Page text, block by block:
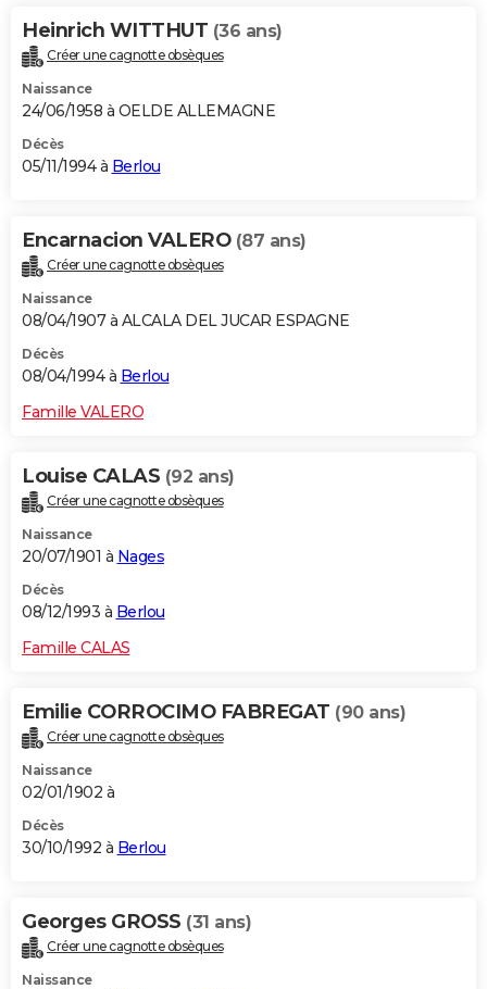
Heinrich WITTHUT (36 ans)
Créer une cagnotte obsèques
Naissance
24/06/1958 à OELDE ALLEMAGNE
Décès
05/11/1994 à Berlou
Encarnacion VALERO (87 ans)
Créer une cagnotte obsèques
Naissance
08/04/1907 à ALCALA DEL JUCAR ESPAGNE
Décès
08/04/1994 à Berlou
Famille VALERO
Louise CALAS (92 ans)
Créer une cagnotte obsèques
Naissance
20/07/1901 à Nages
Décès
08/12/1993 à Berlou
Famille CALAS
Emilie CORROCIMO FABREGAT (90 ans)
Créer une cagnotte obsèques
Naissance
02/01/1902 à
Décès
30/10/1992 à Berlou
Georges GROSS (31 ans)
Créer une cagnotte obsèques
Naissance